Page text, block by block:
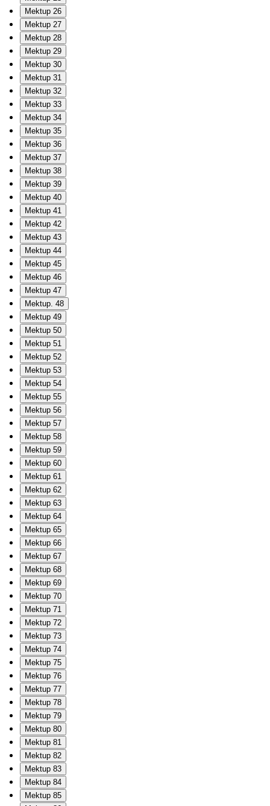
Mektup 26
Mektup 27
Mektup 28
Mektup 29
Mektup 30
Mektup 31
Mektup 32
Mektup 33
Mektup 34
Mektup 35
Mektup 36
Mektup 37
Mektup 38
Mektup 39
Mektup 40
Mektup 41
Mektup 42
Mektup 43
Mektup 44
Mektup 45
Mektup 46
Mektup 47
Mektup. 48
Mektup 49
Mektup 50
Mektup 51
Mektup 52
Mektup 53
Mektup 54
Mektup 55
Mektup 56
Mektup 57
Mektup 58
Mektup 59
Mektup 60
Mektup 61
Mektup 62
Mektup 63
Mektup 64
Mektup 65
Mektup 66
Mektup 67
Mektup 68
Mektup 69
Mektup 70
Mektup 71
Mektup 72
Mektup 73
Mektup 74
Mektup 75
Mektup 76
Mektup 77
Mektup 78
Mektup 79
Mektup 80
Mektup 81
Mektup 82
Mektup 83
Mektup 84
Mektup 85